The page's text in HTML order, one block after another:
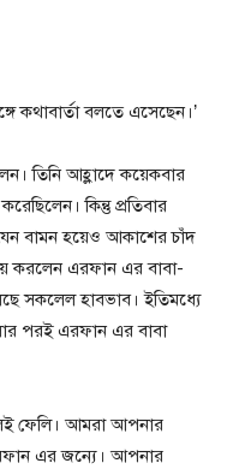
কথাবার্তা বলতে এসেছেন।’
তিনি আহ্লাদে কয়েকবার
কিন্তু প্রতিবার
বামন হয়েও আকাশের চাঁদ
করলেন এরফান এর বাবা-
সকলেল হাবভাব। ইতিমধ্যে
পরই এরফান এর বাবা
ফেলি। আমরা আপনার
এর জন্যে। আপনার